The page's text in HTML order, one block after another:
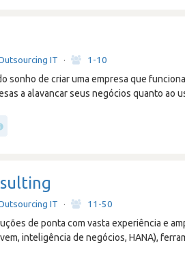
IT ·
1-10
sonho de criar uma empresa que
a alavancar seus negócios quanto ao
IT ·
11-50
de ponta com vasta experiência e
inteligência de negócios, HANA),